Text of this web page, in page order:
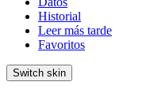
Historial
Leer más tarde
Favoritos
Switch skin